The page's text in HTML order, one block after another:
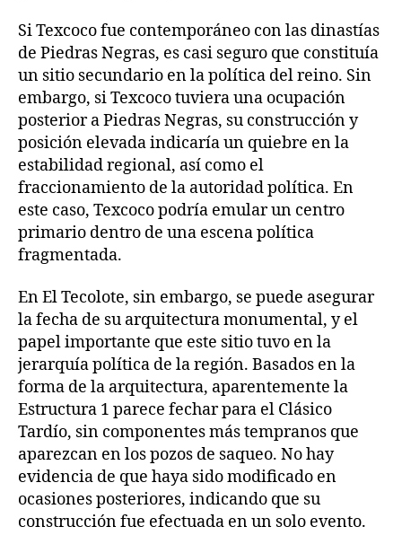
Si Texcoco fue contemporáneo con las dinastías
de Piedras Negras, es casi seguro que constituía
un sitio secundario en la política del reino. Sin
embargo, si Texcoco tuviera una ocupación
posterior a Piedras Negras, su construcción y
posición elevada indicaría un quiebre en la
estabilidad regional, así como el
fraccionamiento de la autoridad política. En
este caso, Texcoco podría emular un centro
primario dentro de una escena política
fragmentada.
En El Tecolote, sin embargo, se puede asegurar
la fecha de su arquitectura monumental, y el
papel importante que este sitio tuvo en la
jerarquía política de la región. Basados en la
forma de la arquitectura, aparentemente la
Estructura 1 parece fechar para el Clásico
Tardío, sin componentes más tempranos que
aparezcan en los pozos de saqueo. No hay
evidencia de que haya sido modificado en
ocasiones posteriores, indicando que su
construcción fue efectuada en un solo evento.